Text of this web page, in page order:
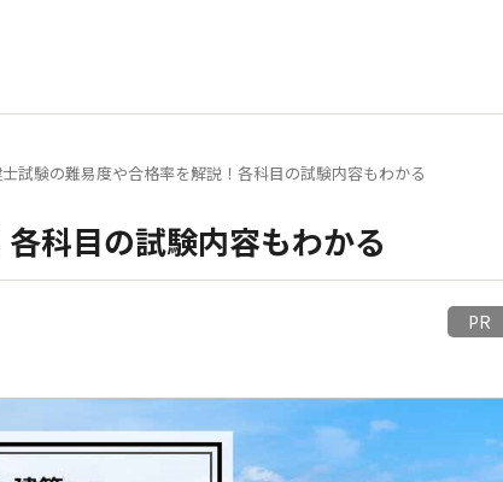
試験の難易度や合格率を解説！各科目の試験内容もわかる
科目の試験内容もわかる
PR